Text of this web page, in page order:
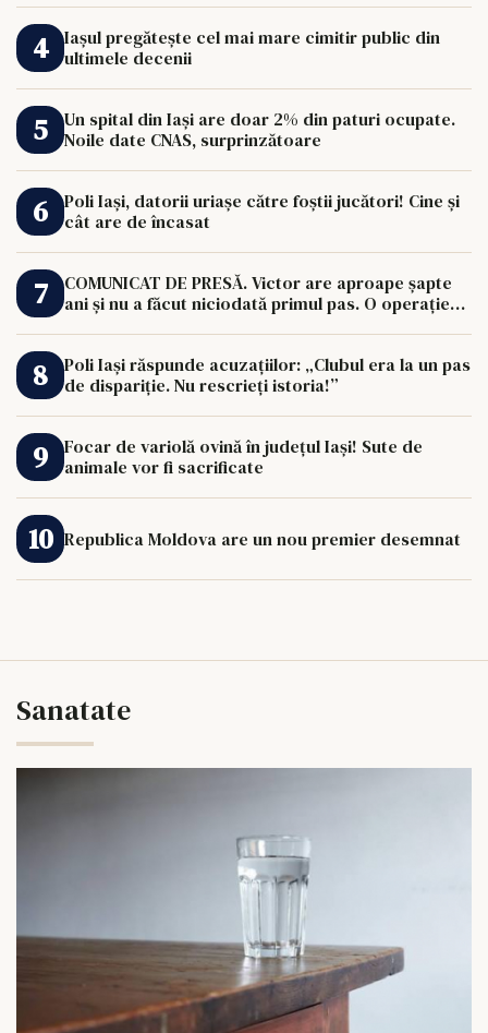
Iașul pregătește cel mai mare cimitir public din
ultimele decenii
Un spital din Iași are doar 2% din paturi ocupate.
Noile date CNAS, surprinzătoare
Poli Iași, datorii uriașe către foștii jucători! Cine și
cât are de încasat
COMUNICAT DE PRESĂ. Victor are aproape șapte
ani și nu a făcut niciodată primul pas. O operație
Poli Iași răspunde acuzațiilor: „Clubul era la un pas
de dispariție. Nu rescrieți istoria!”
Focar de variolă ovină în județul Iași! Sute de
animale vor fi sacrificate
Republica Moldova are un nou premier desemnat
Sanatate